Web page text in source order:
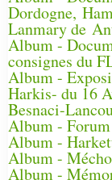
Dordogne,
Lanmary de
Album -
consignes du
Album -
Harkis- du 16
Besnaci-
Album - Forum
Album -
Album -
Album -